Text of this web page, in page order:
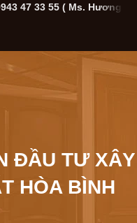
47 33 55 ( Ms. Hương
ĐẦU TƯ XÂY
HÒA BÌNH